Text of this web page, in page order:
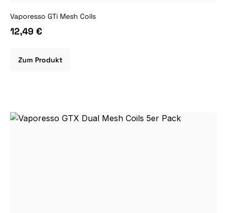
Vaporesso GTi Mesh Coils
12,49 €
Zum Produkt